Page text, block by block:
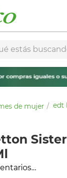
estás buscando?
de mujer